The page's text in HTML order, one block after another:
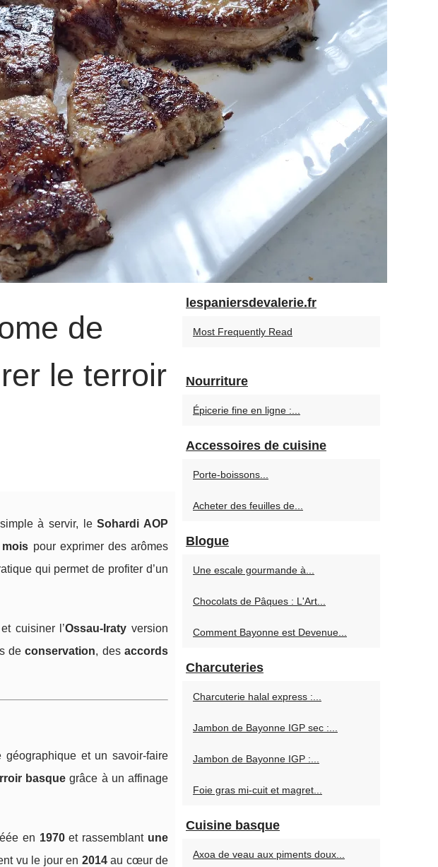
de
le terroir
à servir, leSohardi AOP
pour exprimer des arômes
qui permet de profiter d’un
cuisiner l’Ossau‑Iraty version
deconservation, des accords
et un savoir-faire
basque grâce à un affinage
en 1970et rassemblant une
vu le jour en 2014au cœur de
lespaniersdevalerie.fr
Most Frequently Read
Nourriture
Épicerie fine en ligne :...
Accessoires de cuisine
Porte-boissons...
Acheter des feuilles de...
Blogue
Une escale gourmande à...
Chocolats de Pâques : L'Art...
Comment Bayonne est Devenue...
Charcuteries
Charcuterie halal express :...
Jambon de Bayonne IGP sec :...
Jambon de Bayonne IGP :...
Foie gras mi-cuit et magret...
Cuisine basque
Axoa de veau aux piments doux...